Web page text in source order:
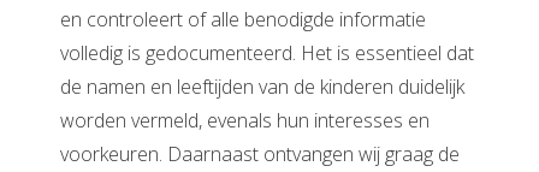
en controleert of alle benodigde informatie
volledig is gedocumenteerd. Het is essentieel dat
de namen en leeftijden van de kinderen duidelijk
worden vermeld, evenals hun interesses en
voorkeuren. Daarnaast ontvangen wij graag de